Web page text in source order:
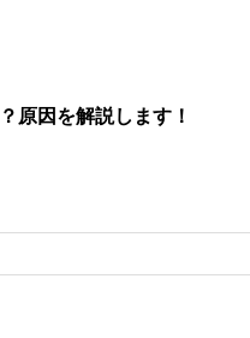
原因を解説します！